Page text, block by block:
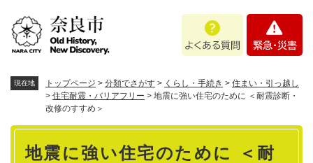
あ
問
・
現在地 トップページ > 分類でさがす > くらし・手続き > 住まい・引っ越し
> 住宅耐震・バリアフリー > 地震に強い住宅のために ＜耐震診断・
改修のすすめ＞
本
地震に強い住宅のために ＜耐